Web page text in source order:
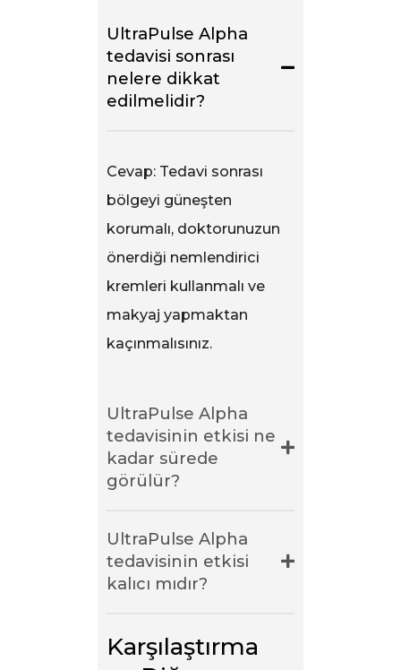
UltraPulse Alpha
tedavisi sonrası
nelere dikkat
edilmelidir?
Cevap: Tedavi sonrası
bölgeyi güneşten
korumalı, doktorunuzun
önerdiği nemlendirici
kremleri kullanmalı ve
makyaj yapmaktan
kaçınmalısınız.
UltraPulse Alpha
tedavisinin etkisi ne
kadar sürede
görülür?
UltraPulse Alpha
tedavisinin etkisi
kalıcı mıdır?
Karşılaştırma